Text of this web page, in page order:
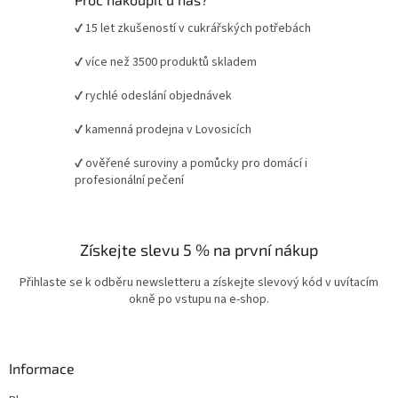
✔ 15 let zkušeností v cukrářských potřebách
✔ více než 3500 produktů skladem
✔ rychlé odeslání objednávek
✔ kamenná prodejna v Lovosicích
✔ ověřené suroviny a pomůcky pro domácí i
profesionální pečení
Získejte slevu 5 % na první nákup
Přihlaste se k odběru newsletteru a získejte slevový kód v uvítacím
okně po vstupu na e-shop.
Informace